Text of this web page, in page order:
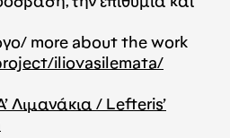
more about the work
iliovasilemata/
Λιμανάκια / Lefteris’